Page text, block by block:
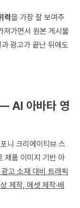
력을 가장 잘 보여주
져가면서 원본 게시물
광고가 끝난 뒤에도
AI 아바타 영
니 크리에이티브 스
품 이미지 기반 아
고 소재 대비 트래픽
제작, 에셋 제작·배